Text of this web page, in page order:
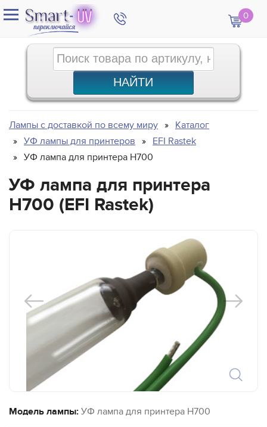
0
Лампы с доставкой по всему миру
Каталог
УФ лампы для принтеров
EFI Rastek
УФ лампа для принтера H700
УФ лампа для принтера
H700 (EFI Rastek)
Модель лампы: УФ лампа для принтера H700